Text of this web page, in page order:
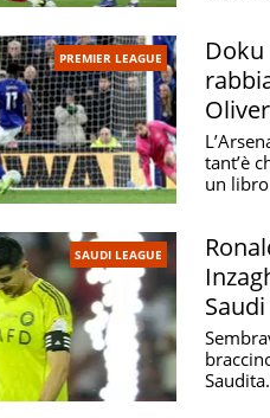
PREMIER LEAGUE
Doku
tant’è
un
SAUDI LEAGUE